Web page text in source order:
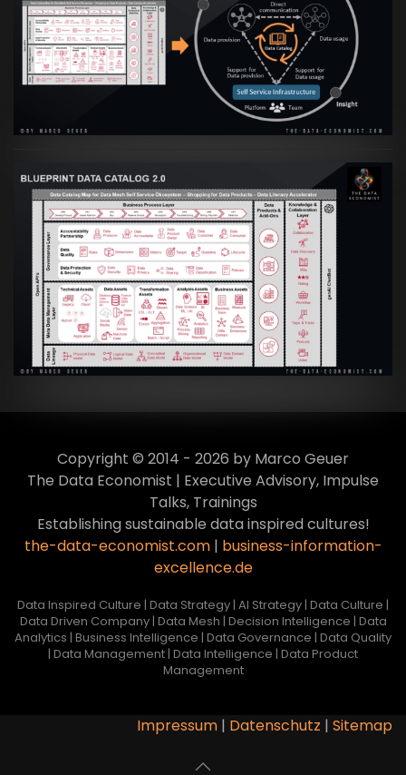
Artikel:Data Mesh Ökosysteme: Die
Transformation zur Data Inspired Human
Culture
VIEW
Artikel:Data Mesh Ökosysteme: Die
Transformation zur Data Inspired Human
Culture
VIEW
Copyright © 2014 - 2026 by Marco Geuer
The Data Economist | Executive Advisory, Impulse
Talks, Trainings
Establishing sustainable data inspired cultures!
the-data-economist.com| business-information-
excellence.de
Data Inspired Culture | Data Strategy | AI Strategy | Data Culture |
Data Driven Company | Data Mesh | Decision Intelligence | Data
Analytics | Business Intelligence | Data Governance | Data Quality
| Data Management | Data Intelligence | Data Product
Management
Impressum | Datenschutz | Sitemap